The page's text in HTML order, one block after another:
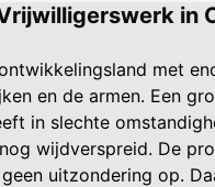
in
met
en de armen. Een
in slechte
wijdverspreid. De
uitzondering op.